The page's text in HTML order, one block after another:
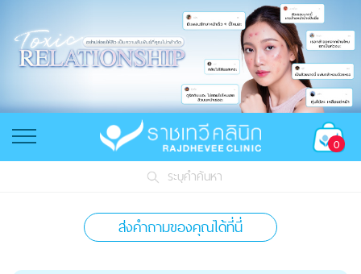
0
ระบุคำค้นหา
ส่งคำถามของคุณได้ที่นี่